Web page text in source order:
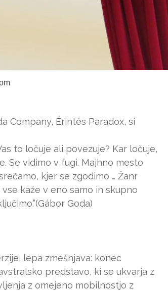
Company, Érintés Paradox, si
to ločuje ali povezuje? Kar ločuje,
Se vidimo v fugi. Majhno mesto
kjer se zgodimo … Žanr
kaže v eno samo in skupno
Goda)
lepa zmešnjava: konec
predstavo, ki se ukvarja z
z omejeno mobilnostjo z